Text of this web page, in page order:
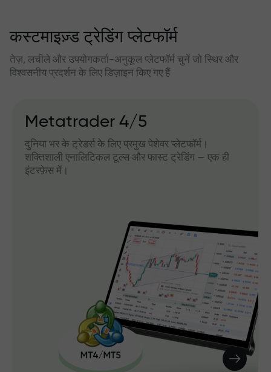
कस्टमाइज़्ड ट्रेडिंग प्लेटफॉर्म
तेज़, लचीले और उपयोगकर्ता-अनुकूल प्लेटफॉर्म चुनें जो स्थिर और
विश्वसनीय प्रदर्शन के लिए डिज़ाइन किए गए हैं
Metatrader 4/5
दुनिया भर के ट्रेडर्स के लिए प्रमुख पेशेवर प्लेटफॉर्म।
शक्तिशाली एनालिटिकल टूल्स और फास्ट ट्रेडिंग — एक ही
इंटरफ़ेस में।